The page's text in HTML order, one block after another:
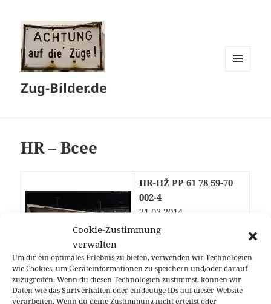
Cookie-Zustimmung
verwalten
Um dir ein optimales Erlebnis zu bieten, verwenden wir Technologien
wie Cookies, um Geräteinformationen zu speichern und/oder darauf
zuzugreifen. Wenn du diesen Technologien zustimmst, können wir
Daten wie das Surfverhalten oder eindeutige IDs auf dieser Website
verarbeiten. Wenn du deine Zustimmung nicht erteilst oder
Zug-Bilder.de
HR – Bcee
HR-HŽ PP 61 78 59-70
002-4
21.03.2014
München Hbf
München Hbf –
Zagreb Glavni kolodvor
HR-HŽ PP 61 78 59-70